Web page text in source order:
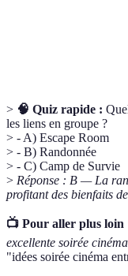
> 🧠 Quiz rapide :
les liens en groupe ?
> - A) Escape Room
> - B) Randonnée
> - C) Camp de Survie
> Réponse : B — La
profitant des bienfaits
📺 Pour aller plus loin
excellente soirée
"idées soirée cinéma